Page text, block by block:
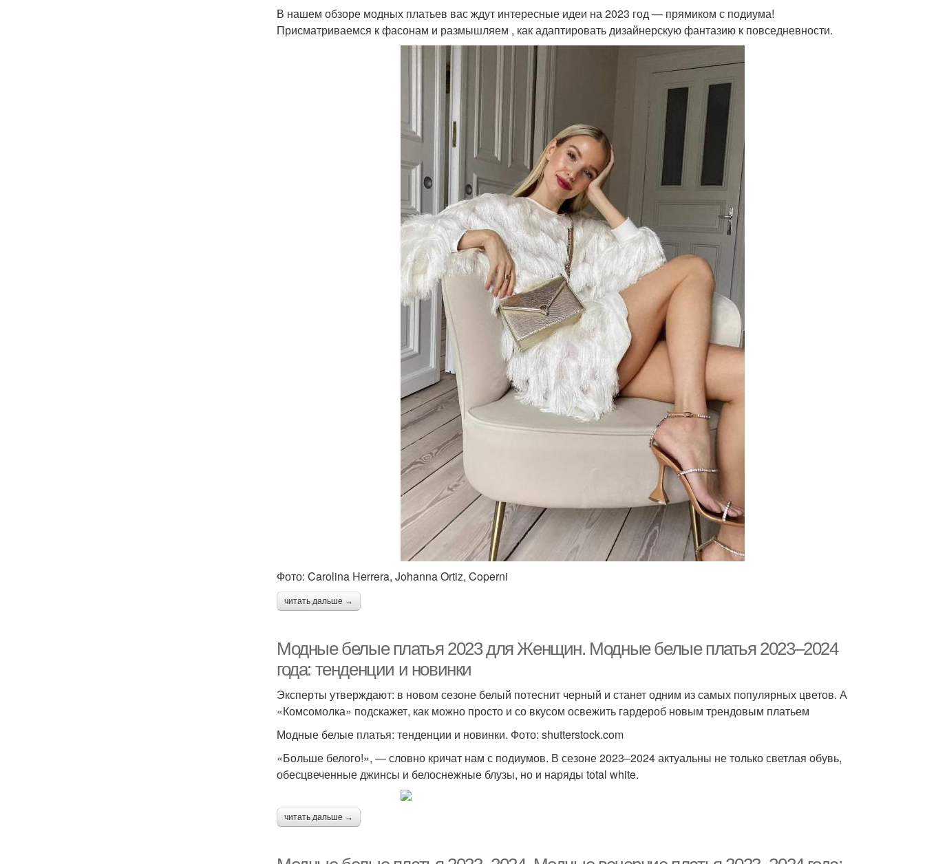
В нашем обзоре модных платьев вас ждут интересные идеи на 2023 год — прямиком с подиума!
Присматриваемся к фасонам и размышляем , как адаптировать дизайнерскую фантазию к повседневности.
Фото: Carolina Herrera, Johanna Ortiz, Coperni
читать дальше →
Модные белые платья 2023 для Женщин. Модные белые платья 2023–2024
года: тенденции и новинки
Эксперты утверждают: в новом сезоне белый потеснит черный и станет одним из самых популярных цветов. А
«Комсомолка» подскажет, как можно просто и со вкусом освежить гардероб новым трендовым платьем
Модные белые платья: тенденции и новинки. Фото: shutterstock.com
«Больше белого!», — словно кричат нам с подиумов. В сезоне 2023–2024 актуальны не только светлая обувь,
обесцвеченные джинсы и белоснежные блузы, но и наряды total white.
читать дальше →